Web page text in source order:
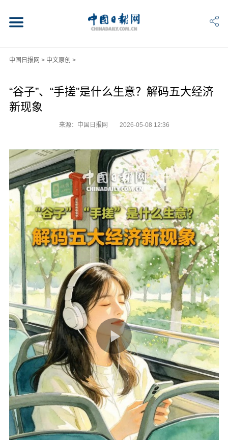
中国日报网 > 中文原创 >
“谷子”、“手搓”是什么生意？解码五大经济
新现象
来源：中国日报网 2026-05-08 12:36